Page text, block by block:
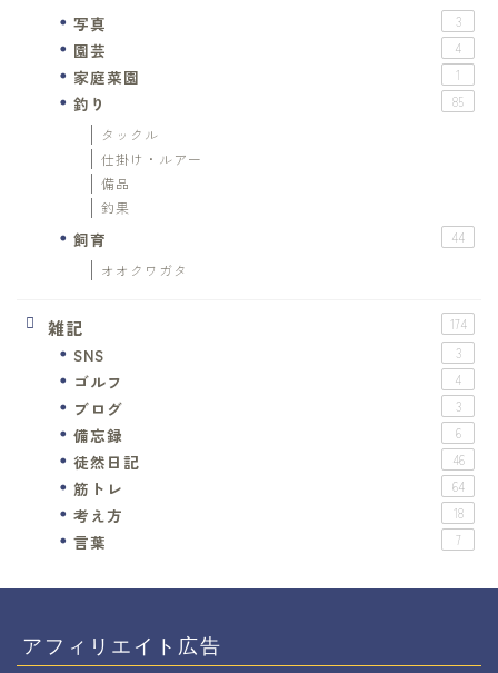
写真 3
園芸 4
家庭菜園 1
釣り 85
タックル
仕掛け・ルアー
備品
釣果
飼育 44
オオクワガタ
雑記 174
SNS 3
ゴルフ 4
ブログ 3
備忘録 6
徒然日記 46
筋トレ 64
考え方 18
言葉 7
アフィリエイト広告